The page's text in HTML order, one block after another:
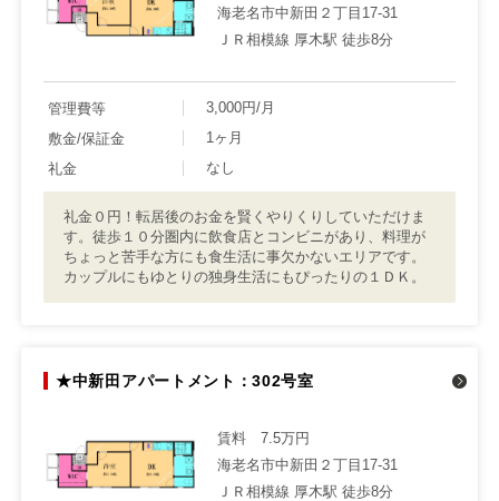
海老名市中新田２丁目17-31
ＪＲ相模線 厚木駅 徒歩8分
管理費等
3,000円/月
敷金/保証金
1ヶ月
礼金
なし
礼金０円！転居後のお金を賢くやりくりしていただけま
す。徒歩１０分圏内に飲食店とコンビニがあり、料理が
ちょっと苦手な方にも食生活に事欠かないエリアです。
カップルにもゆとりの独身生活にもぴったりの１ＤＫ。
★中新田アパートメント：302号室
賃料
7.5万円
海老名市中新田２丁目17-31
ＪＲ相模線 厚木駅 徒歩8分